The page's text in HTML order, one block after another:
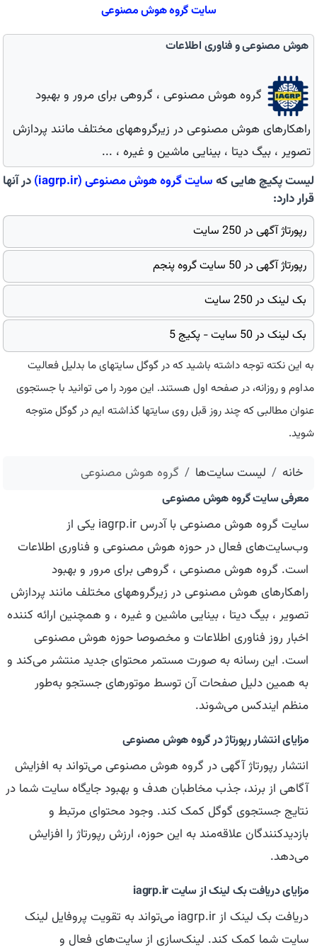
سایت گروه هوش مصنوعی
هوش مصنوعی و فناوری اطلاعات
گروه هوش مصنوعی ، گروهی برای مرور و بهبود
راهکارهای هوش مصنوعی در زیرگروههای مختلف مانند پردازش
تصویر ، بیگ دیتا ، بینایی ماشین و غیره ، ...
لیست پکیچ هایی کهسایتگروه هوش مصنوعی(iagrp.ir)
در آنها
قرار دارد:
رپورتاژ آگهی در 250 سایت
رپورتاژ آگهی در 50 سایت گروه پنجم
بک لینک در 250 سایت
بک لینک در 50 سایت - پکیج 5
به این نکته توجه داشته باشید که در گوگل سایتهای ما بدلیل فعالیت
مداوم و روزانه، در صفحه اول هستند. این مورد را می توانید با جستجوی
عنوان مطالبی که چند روز قبل روی سایتها گذاشته ایم در گوگل متوجه
شوید.
خانه لیست سایت‌ها گروه هوش مصنوعی
معرفی سایت گروه هوش مصنوعی
سایت گروه هوش مصنوعی با آدرس iagrp.ir یکی از
وب‌سایت‌های فعال در حوزه هوش مصنوعی و فناوری اطلاعات
است. گروه هوش مصنوعی ، گروهی برای مرور و بهبود
راهکارهای هوش مصنوعی در زیرگروههای مختلف مانند پردازش
تصویر ، بیگ دیتا ، بینایی ماشین و غیره ، و همچنین ارائه کننده
اخبار روز فناوری اطلاعات و مخصوصا حوزه هوش مصنوعی
است. این رسانه به صورت مستمر محتوای جدید منتشر می‌کند و
به همین دلیل صفحات آن توسط موتورهای جستجو به‌طور
منظم ایندکس می‌شوند.
مزایای انتشار رپورتاژ در گروه هوش مصنوعی
انتشار رپورتاژ آگهی در گروه هوش مصنوعی می‌تواند به افزایش
آگاهی از برند، جذب مخاطبان هدف و بهبود جایگاه سایت شما در
نتایج جستجوی گوگل کمک کند. وجود محتوای مرتبط و
بازدیدکنندگان علاقه‌مند به این حوزه، ارزش رپورتاژ را افزایش
می‌دهد.
مزایای دریافت بک لینک از سایت iagrp.ir
دریافت بک لینک از iagrp.ir می‌تواند به تقویت پروفایل لینک
سایت شما کمک کند. لینک‌سازی از سایت‌های فعال و